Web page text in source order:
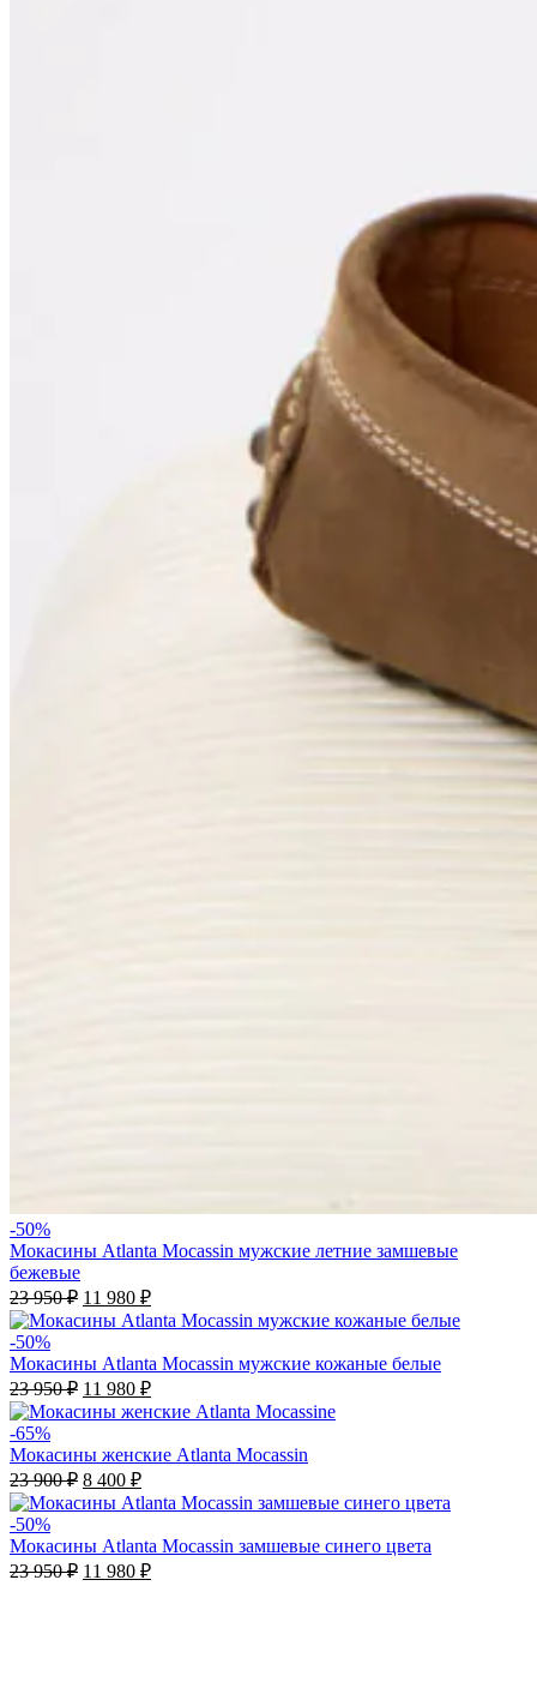
-50%
Мокасины Atlanta Mocassin мужские летние замшевые
бежевые
23 950₽ 11 980 ₽
-50%
Мокасины Atlanta Moсassin мужские кожаные белые
23 950₽ 11 980 ₽
-65%
Мокасины женские Atlanta Mocassin
23 900₽ 8 400 ₽
-50%
Мокасины Atlanta Mocassin замшевые синего цвета
23 950₽ 11 980 ₽